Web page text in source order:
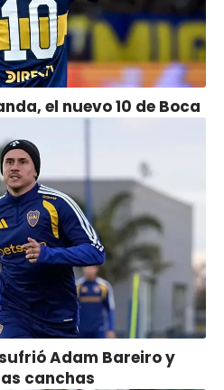
el nuevo 10 de Boca
Adam Bareiro y
canchas